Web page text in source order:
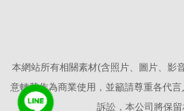
本網站所有相關素材(含照片、圖片、影
意轉載作為商業使用，並籲請尊重各代言
訴訟，本公司將保留